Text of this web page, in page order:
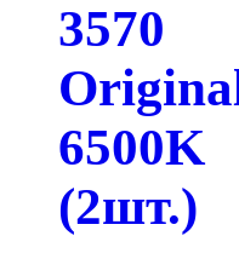
3570
6500K
(2шт.)